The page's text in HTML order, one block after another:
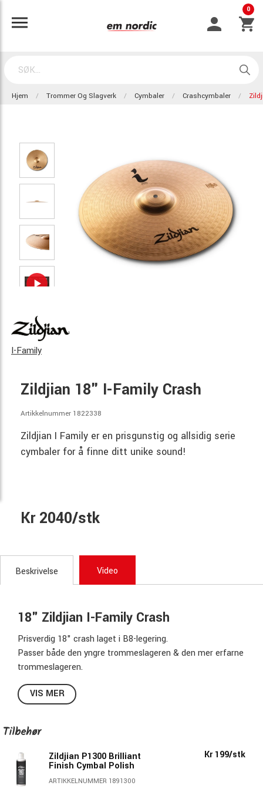
0
Hjem Trommer Og Slagverk Cymbaler Crashcymbaler
I-Family
Zildjian 18" I-Family Crash
Artikkelnummer 1822338
Zildjian I Family er en prisgunstig og allsidig serie
cymbaler for å finne ditt unike sound!
Kr 2040/stk
Beskrivelse Video
18" Zildjian I-Family Crash
Prisverdig 18" crash laget i B8-legering.
Passer både den yngre trommeslageren & den mer erfarne
trommeslageren.
Spesifikasjoner:
Model:
Finish:Traditional
Zildjians Art.nr:ILH18C
Prisverdig serie
VIS MER
Tilbehør
Zildjian P1300 Brilliant
Finish Cymbal Polish
ARTIKKELNUMMER 1891300
Kr 199/stk